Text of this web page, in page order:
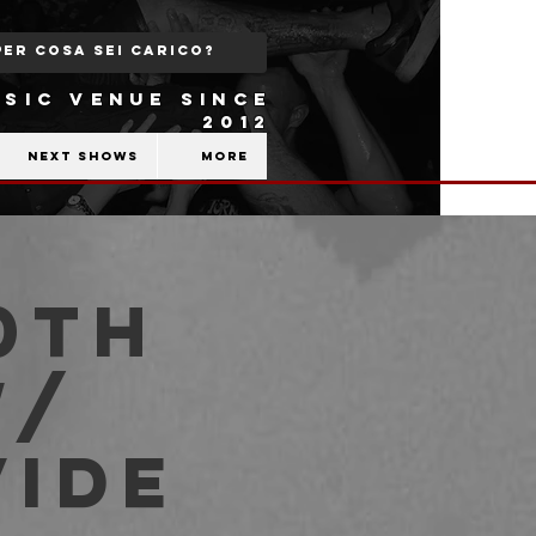
VENUE SINCE
2012
Next shows More